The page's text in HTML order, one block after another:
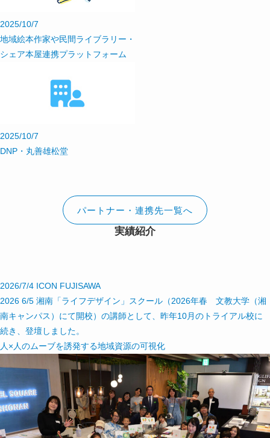
2025/10/7
地域絵本作家や民間ライブラリー・
シェア本屋連携プラットフォーム
2025/10/7
DNP・丸善雄松堂
パートナー・連携先一覧へ
実績紹介
2026/7/4 ICON FUJISAWA
2026 6/5 湘南「ライフデザイン」スクール（2026年春 文教大学（湘
南キャンパス）にて開校）の講師として、昨年10月のトライアル校に
続き、登壇しました。
人×人のムーブを誘発する地域資源の可視化